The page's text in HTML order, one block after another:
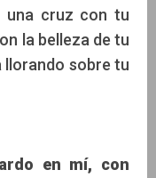
una cruz con tu
la belleza de tu
llorando sobre tu
en mí, con